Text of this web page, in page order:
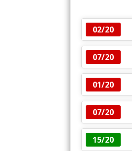
02/20
07/20
01/20
07/20
15/20